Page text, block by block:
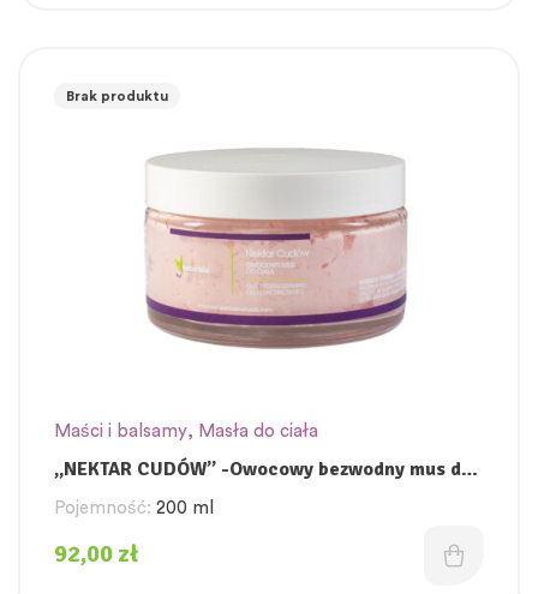
Brak produktu
Maści i balsamy, Masła do ciała
„NEKTAR CUDÓW” -Owocowy bezwodny mus do
ciała z łagodzącą witaminą B12
Pojemność: 200 ml
92,00 zł